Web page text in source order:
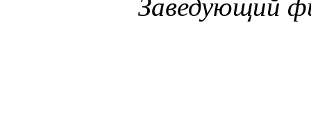
Заведующий